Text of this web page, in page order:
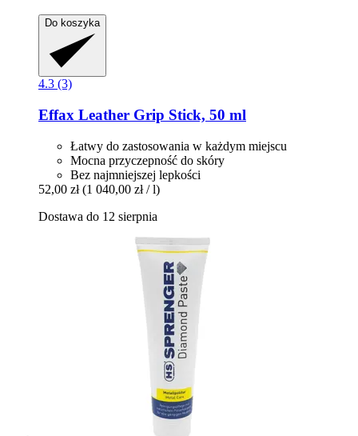
Do koszyka
4.3 (3)
Effax Leather Grip Stick, 50 ml
Łatwy do zastosowania w każdym miejscu
Mocna przyczepność do skóry
Bez najmniejszej lepkości
52,00 zł (1 040,00 zł / l)
Dostawa do 12 sierpnia